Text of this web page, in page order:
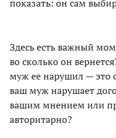
показать: он сам
Здесь есть важный
во сколько он
муж ее нарушил — это
ваш муж нарушает
вашим мнением или
авторитарно?